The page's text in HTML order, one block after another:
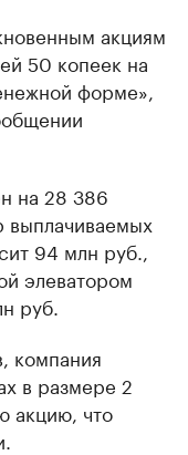
акциям
50 копеек на
форме»,
на 28 386
выплачиваемых
94 млн руб.,
элеватором
руб.
компания
в размере 2
акцию, что